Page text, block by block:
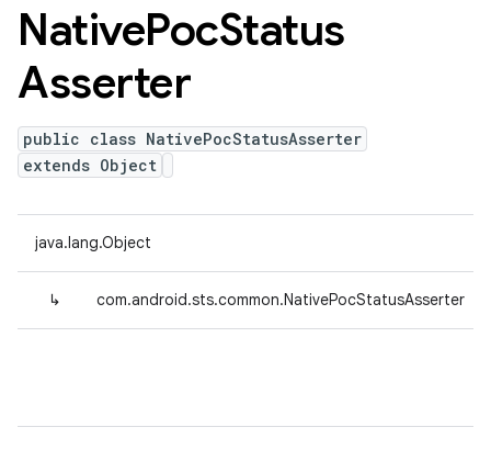
NativePocStatus
Asserter
public class NativePocStatusAsserter
extends Object
java.lang.Object
↳ com.android.sts.common.NativePocStatusAsserter